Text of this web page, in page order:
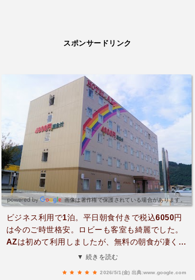
スポンサードリンク
画像は著作権で保護されている場合があります。
ビジネス利用で1泊。平日朝食付きで税込6050円
は今のご時世格安。ロビーも客室も綺麗でした。
AZは初めて利用しましたが、無料の朝食が凄く美
味しかったです。低料金でこの内容ですから、低
▼ 続きを読む
2026/5/1(金) 出典:www.google.com